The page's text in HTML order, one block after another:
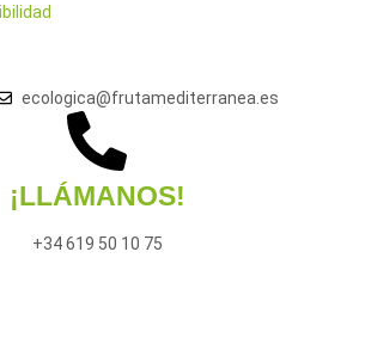
ecologica@frutamediterranea.es
¡LLÁMANOS!
+34 619 50 10 75